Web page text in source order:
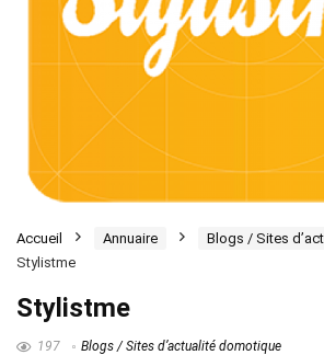
Accueil Annuaire
Blogs / Sites
Stylistme
Stylistme
197 Blogs / Sites d’actualité domotique